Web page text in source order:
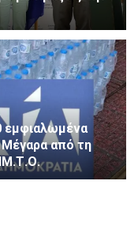
εμφιαλωμένα
Μέγαρα από τη